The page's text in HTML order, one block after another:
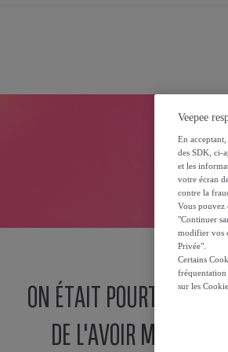
ON ÉTAIT POURTANT
DE L'AVOIR MISE ICI !
Veepee
En
des SDK, ci-
et les
votre écran
contre la
Vous pouvez
"Continuer
modifier vos
Privée".
Certains
fréquentation
sur les